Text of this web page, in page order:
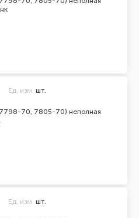
70, 7805-70) неполная
Ед. изм. шт.
Ед. изм. шт.